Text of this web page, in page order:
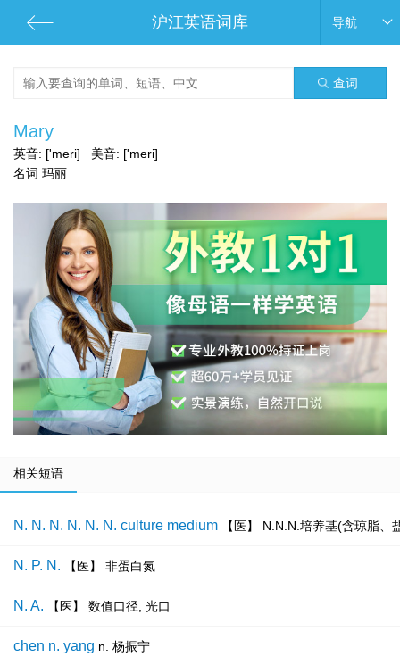
沪江英语词库 导航
查词
Mary
英音: ['meri] 美音: ['meri]
名词 玛丽
相关短语
N. N. N. N. N. N. culture medium 【医】 N.N.N.培养基(含琼脂
N. P. N. 【医】 非蛋白氮
N. A. 【医】 数值口径, 光口
chen n. yang n. 杨振宁